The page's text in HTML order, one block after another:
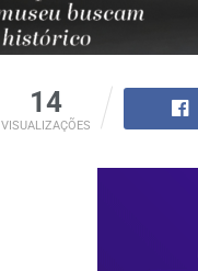
14
VISUALIZAÇÕES